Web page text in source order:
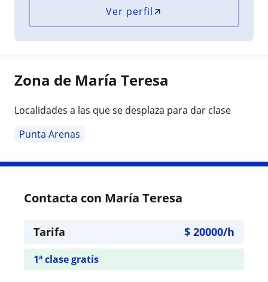
Ver perfil
Zona de María Teresa
Localidades a las que se desplaza para dar clase
Punta Arenas
Contacta con María Teresa
Tarifa $ 20000/h
1ª clase gratis